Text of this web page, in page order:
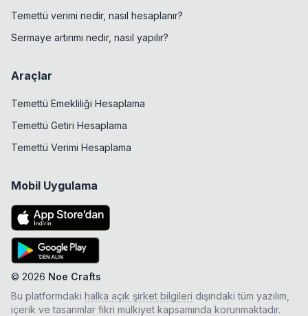
Temettü verimi nedir, nasıl hesaplanır?
Sermaye artırımı nedir, nasıl yapılır?
Araçlar
Temettü Emekliliği Hesaplama
Temettü Getiri Hesaplama
Temettü Verimi Hesaplama
Mobil Uygulama
© 2026 Noe Crafts
Bu platformdaki halka açık şirket bilgileri dışındaki tüm yazılım,
içerik ve tasarımlar fikri mülkiyet kapsamında korunmaktadır.